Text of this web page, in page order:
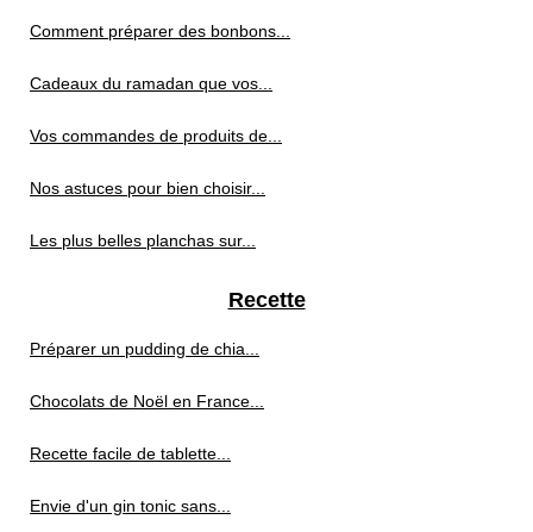
Comment préparer des bonbons...
Cadeaux du ramadan que vos...
Vos commandes de produits de...
Nos astuces pour bien choisir...
Les plus belles planchas sur...
Recette
Préparer un pudding de chia...
Chocolats de Noël en France...
Recette facile de tablette...
Envie d'un gin tonic sans...